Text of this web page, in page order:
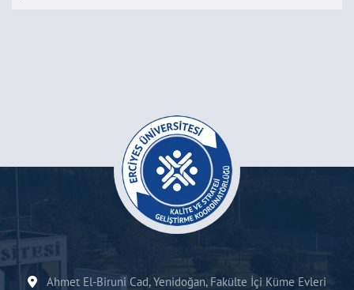
Ahmet El-Biruni Cad, Yenidoğan, Fakülte İçi Küme Evleri